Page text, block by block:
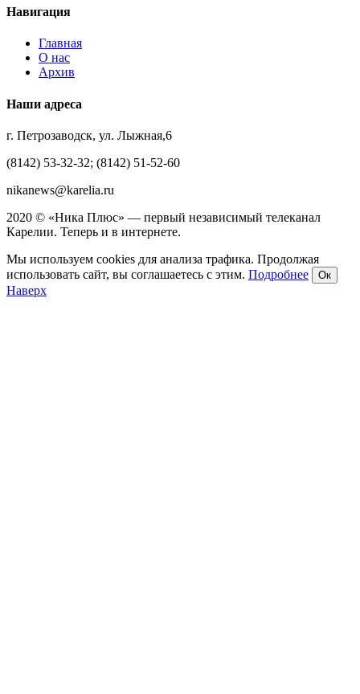
Навигация
Главная
О нас
Архив
Наши адреса
г. Петрозаводск, ул. Лыжная,6
(8142) 53-32-32; (8142) 51-52-60
nikanews@karelia.ru
2020 © «Ника Плюс» — первый независимый телеканал
Карелии. Теперь и в интернете.
Мы используем cookies для анализа трафика. Продолжая
использовать сайт, вы соглашаетесь с этим. Подробнее Ок
Наверх